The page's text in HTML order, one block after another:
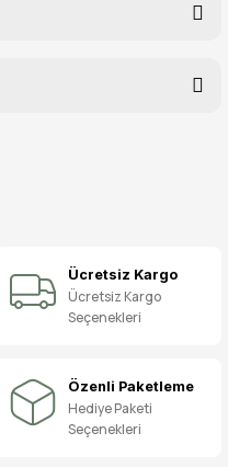
Ücretsiz Kargo
Ücretsiz Kargo
Seçenekleri
Özenli Paketleme
Hediye Paketi
Seçenekleri